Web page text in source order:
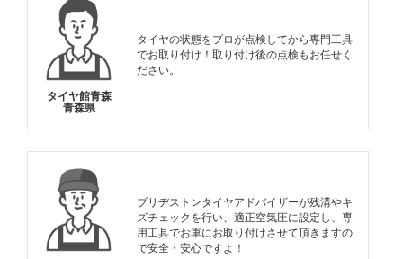
タイヤ館青森
青森県
タイヤの状態をプロが点検してから専門工具
でお取り付け！取り付け後の点検もお任せく
ださい。
ブリヂストンタイヤアドバイザーが残溝やキ
ズチェックを行い、適正空気圧に設定し、専
用工具でお車にお取り付けさせて頂きますの
で安全・安心ですよ！